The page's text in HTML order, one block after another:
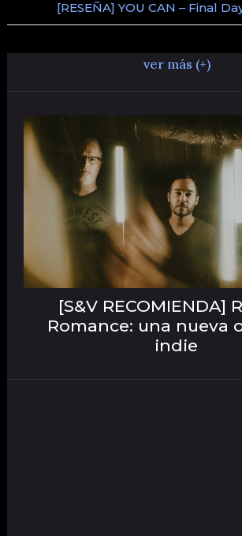
[RESEÑA] YOU CAN – Final
ver más (+)
[S&V RECOMIENDA]
Romance: una nueva
indie